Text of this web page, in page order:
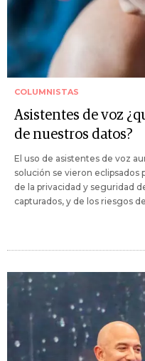
COLUMNISTAS
Asistentes de voz
de nuestros datos?
El uso de asistentes de voz
solución se vieron eclipsados
de la privacidad y seguridad
capturados, y de los riesgos